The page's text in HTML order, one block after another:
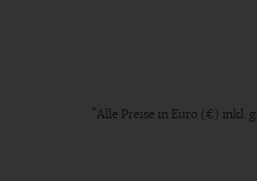
* Alle Preise in Euro (€) inkl.